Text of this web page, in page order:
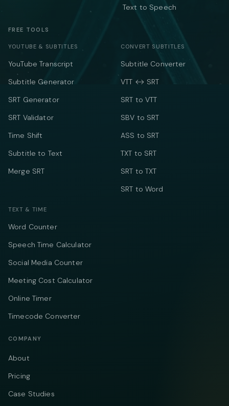
Text to Speech
FREE TOOLS
YOUTUBE & SUBTITLES
YouTube Transcript
Subtitle Generator
SRT Generator
SRT Validator
Time Shift
Subtitle to Text
Merge SRT
CONVERT SUBTITLES
Subtitle Converter
VTT ↔ SRT
SRT to VTT
SBV to SRT
ASS to SRT
TXT to SRT
SRT to TXT
SRT to Word
TEXT & TIME
Word Counter
Speech Time Calculator
Social Media Counter
Meeting Cost Calculator
Online Timer
Timecode Converter
COMPANY
About
Pricing
Case Studies